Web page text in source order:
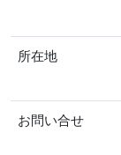
所在地
お問い合せ